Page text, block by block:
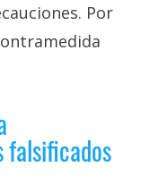
Por
falsificados